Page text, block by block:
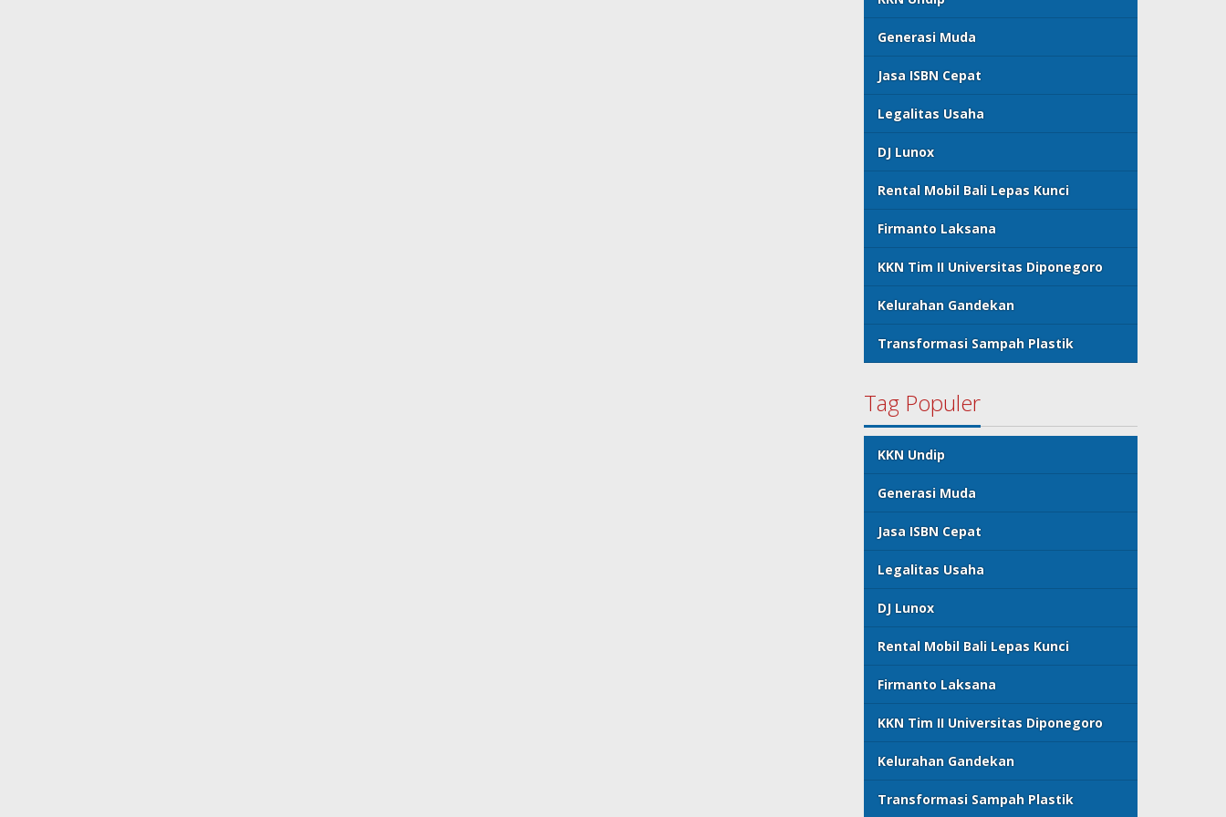
Generasi Muda
Jasa ISBN Cepat
Legalitas Usaha
DJ Lunox
Rental Mobil Bali Lepas Kunci
Firmanto Laksana
KKN Tim II Universitas Diponegoro
Kelurahan Gandekan
Transformasi Sampah Plastik
Tag Populer
KKN Undip
Generasi Muda
Jasa ISBN Cepat
Legalitas Usaha
DJ Lunox
Rental Mobil Bali Lepas Kunci
Firmanto Laksana
KKN Tim II Universitas Diponegoro
Kelurahan Gandekan
Transformasi Sampah Plastik